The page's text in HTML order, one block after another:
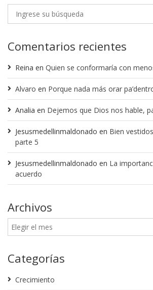
Comentarios recientes
Reina en Quien se conformaría con
Alvaro en Porque nada más orar
Analia en Dejemos que Dios nos hable,
Jesusmedellinmaldonado en Bien
parte 5
Jesusmedellinmaldonado en La
acuerdo
Archivos
Categorías
Crecimiento